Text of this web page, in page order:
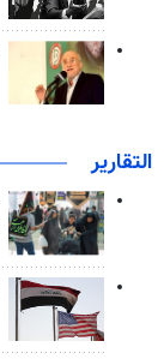
التقارير